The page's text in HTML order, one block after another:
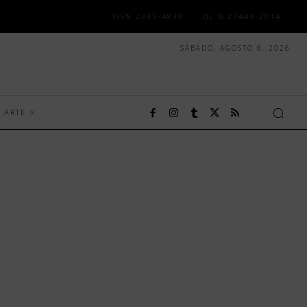
ISSN 2385-4839 DL B 27443-2014
SÁBADO, AGOSTO 8, 2026
ARTE